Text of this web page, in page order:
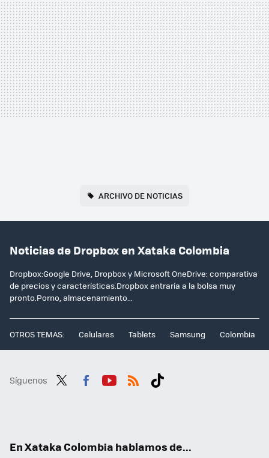
ARCHIVO DE NOTICIAS
Noticias de Dropbox en Xataka Colombia
Dropbox:Google Drive, Dropbox y Microsoft OneDrive: comparativa
de precios y características.Dropbox entraría a la bolsa muy
pronto.Porno, almacenamiento...
OTROS TEMAS: Celulares Tablets Samsung Colombia
Síguenos
En Xataka Colombia hablamos de...